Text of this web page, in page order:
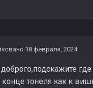
18 февраля, 2024
конце тонеля как к